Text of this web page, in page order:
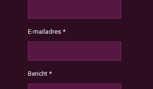
E-mailadres *
Bericht *